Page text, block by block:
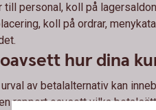
personal, koll på
koll på ordrar,
hur dina
av betalalternativ kan
rapport oavsett vilka